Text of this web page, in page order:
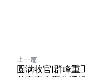
上一篇
圆满收官|群峰重